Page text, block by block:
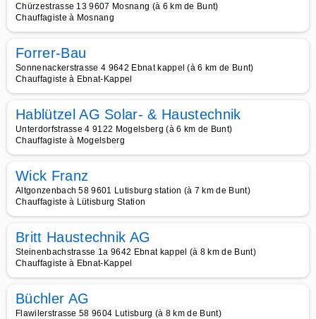
Chürzestrasse 13 9607 Mosnang (à 6 km de Bunt)
Chauffagiste à Mosnang
Forrer-Bau
Sonnenackerstrasse 4 9642 Ebnat kappel (à 6 km de Bunt)
Chauffagiste à Ebnat-Kappel
Hablützel AG Solar- & Haustechnik
Unterdorfstrasse 4 9122 Mogelsberg (à 6 km de Bunt)
Chauffagiste à Mogelsberg
Wick Franz
Altgonzenbach 58 9601 Lutisburg station (à 7 km de Bunt)
Chauffagiste à Lütisburg Station
Britt Haustechnik AG
Steinenbachstrasse 1a 9642 Ebnat kappel (à 8 km de Bunt)
Chauffagiste à Ebnat-Kappel
Büchler AG
Flawilerstrasse 58 9604 Lutisburg (à 8 km de Bunt)